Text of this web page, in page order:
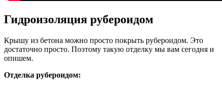
Гидроизоляция рубероидом
Крышу из бетона можно просто покрыть рубероидом. Это
достаточно просто. Поэтому такую отделку мы вам сегодня и
опишем.
Отделка рубероидом: